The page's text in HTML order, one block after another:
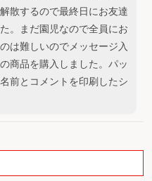
散するので最終日にお友達
。まだ園児なので全員にお
は難しいのでメッセージ入
商品を購入しました。パッ
前とコメントを印刷したシ